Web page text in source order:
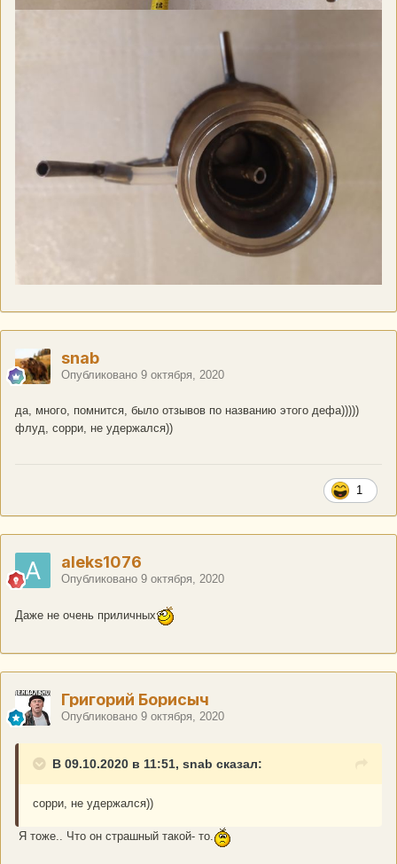
snab
Опубликовано 9 октября, 2020
да, много, помнится, было отзывов по названию этого дефа)))))
флуд, сорри, не удержался))
1
aleks1076
Опубликовано 9 октября, 2020
Даже не очень приличных
Григорий Борисыч
Опубликовано 9 октября, 2020
В 09.10.2020 в 11:51, snab сказал:
сорри, не удержался))
Я тоже.. Что он страшный такой- то.